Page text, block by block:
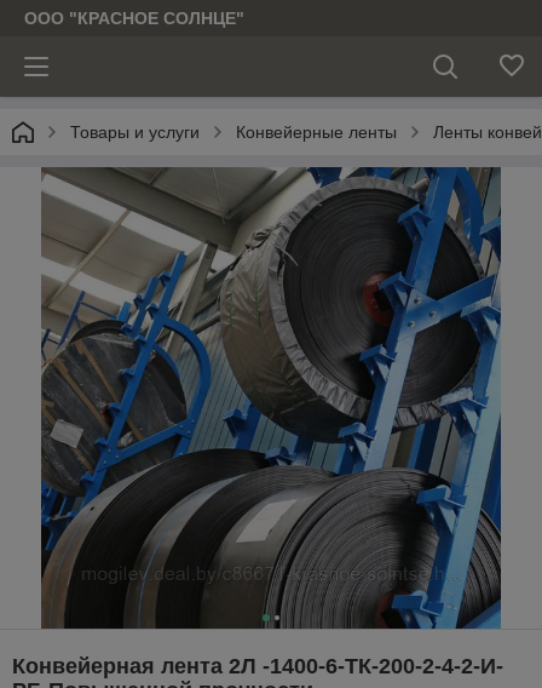
ООО "КРАСНОЕ СОЛНЦЕ"
Товары и услуги Конвейерные ленты Ленты
Конвейерная лента 2Л -1400-6-ТК-200-2-4-2-И-